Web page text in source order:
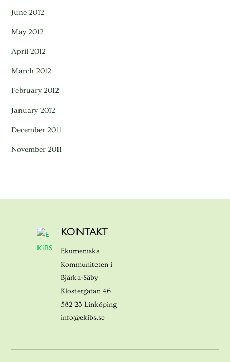
June 2012
May 2012
April 2012
March 2012
February 2012
January 2012
December 2011
November 2011
KONTAKT
Ekumeniska
Kommuniteten i
Bjärka-Säby
Klostergatan 46
582 23 Linköping
info@ekibs.se